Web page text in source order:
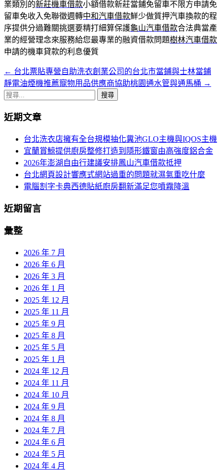
業類別的新莊機車借款小額借款新莊當鋪免留車不限方申請免
留車免收入免聯徵週轉中和汽車借款鮮少做質押汽車換款的程
序提供分過難關挑選要精打細算保護龜山汽車借款合法典當產
業的經營理念來服務給您最專業的融資借款問題樹林汽車借款
申請的機車貸款的利息優質
文
章
航
← 台北票貼專營自助洗衣創業公司的台北市當鋪與士林當鋪
靜電油煙機推薦寵物用品供應商協助桃園通水管與通馬桶 →
搜
關
近期文章
台北洗衣店擁有全台規模抽化糞池GLO主機與IQOS主機
宜蘭賞鯨提供廚房整修打造到隱形鐵窗由高強度鋁合金
2026年澎湖自由行建議安排鳳山汽車借款抵押
台北網頁設計響應式網站過重的問題就濕氣重吃什麼
電腦割字卡典西德貼紙廚房翻新滿足您噴霧降溫
近期留言
彙整
2026 年 7 月
2026 年 6 月
2026 年 3 月
2026 年 1 月
2025 年 12 月
2025 年 11 月
2025 年 9 月
2025 年 8 月
2025 年 5 月
2025 年 1 月
2024 年 12 月
2024 年 11 月
2024 年 10 月
2024 年 9 月
2024 年 8 月
2024 年 7 月
2024 年 6 月
2024 年 5 月
2024 年 4 月